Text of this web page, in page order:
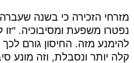
נפטרו משפעת ומסיבוכיה. "זו
להימנע מזה. החיסון גורם
קלה יותר ונסבלת, וזה מונע